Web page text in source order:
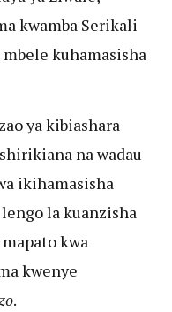
kwamba Serikali
kuhamasisha
ya kibiashara
na wadau
ikihamasisha
la kuanzisha
kwa
kwenye
.